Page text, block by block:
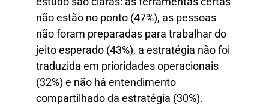
não estão no ponto (47%), as pessoas
não foram preparadas para trabalhar do
jeito esperado (43%), a estratégia não foi
traduzida em prioridades operacionais
(32%) e não há entendimento
compartilhado da estratégia (30%).